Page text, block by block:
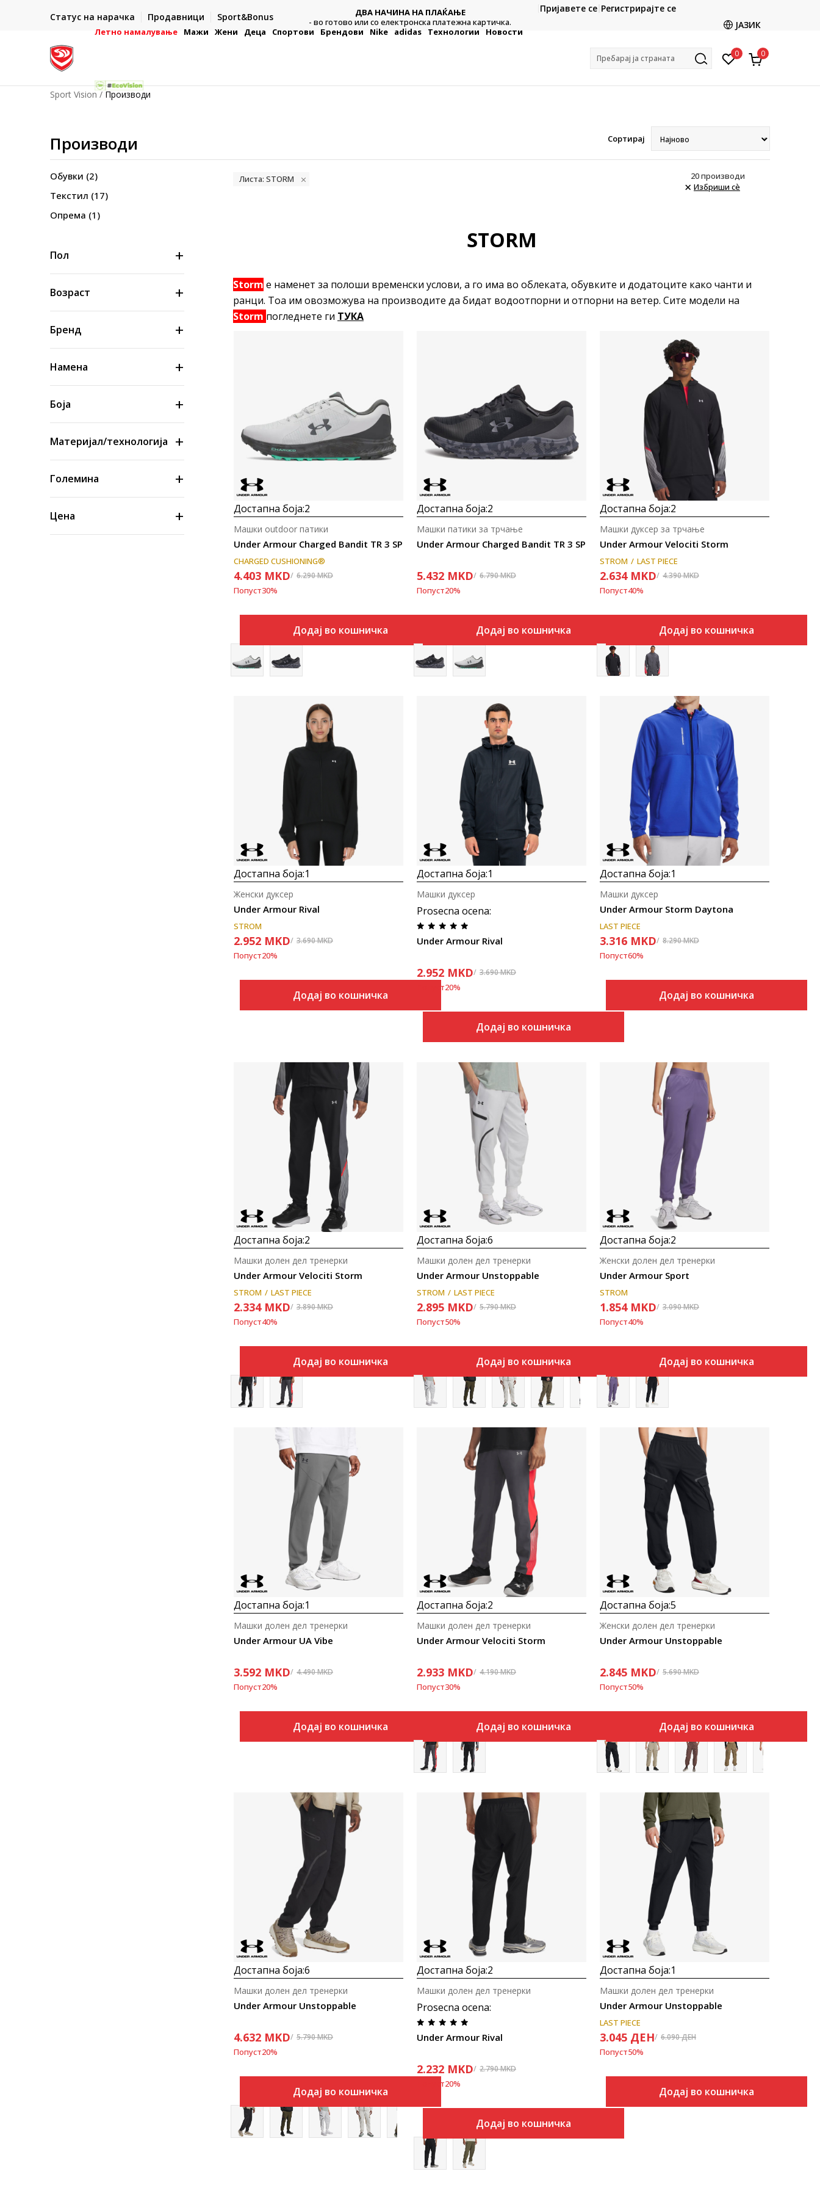
Статус на нарачка Продавници Sport&Bonus
- на сите нарачки во готово или со електронска платежна
ДВА НАЧИНА НА ПЛАЌАЊЕ
- во готово или со електронска платежна картичка.
CLICK & COLLECT
Платете со картичка online и подигнете во продавницата
Пријавете се Регистрирајте се
ЈАЗИК
Летно намалување Мажи Жени Деца Спортови Брендови Nike adidas Технологии Новости
Пребарај ја страната 0 0
Sport Vision Производи
Производи Сортирај
Обувки (2)
Текстил (17)
Опрема (1)
Пол
Возраст
Бренд
Намена
Боја
Материјал/технологија
Големина
Цена
Листа: STORM 20производи
Избриши сè
STORM
Storm е наменет за полоши временски услови, а го има во облеката, обувките и додатоците како чанти и
ранци. Тоа им овозможува на производите да бидат водоотпорни и отпорни на ветер. Сите модели на
Storm погледнете ги ТУКА
Uporedi
Достапна боја:2
Under Armour Charged Bandit TR 3 SP
Машки outdoor патики
CHARGED CUSHIONING®
4.403 MKD 6.290MKD
Попуст30%
Додај во кошничка
Uporedi
Достапна боја:2
Under Armour Charged Bandit TR 3 SP
Машки патики за трчање
5.432 MKD 6.790MKD
Попуст20%
Додај во кошничка
Достапна боја:2
Under Armour Velociti Storm
Машки дуксер за трчање
STROM LAST PIECE
2.634 MKD 4.390MKD
Попуст40%
Додај во кошничка
Достапна боја:1
Under Armour Rival
Женски дуксер
STROM
2.952 MKD 3.690MKD
Попуст20%
Додај во кошничка
Uporedi
Достапна боја:1
Prosecna ocena:
Under Armour Rival
Машки дуксер
2.952 MKD 3.690MKD
Попуст20%
Додај во кошничка
Uporedi
Достапна боја:1
Under Armour Storm Daytona
Машки дуксер
LAST PIECE
3.316 MKD 8.290MKD
Попуст60%
Додај во кошничка
Uporedi
Достапна боја:2
Under Armour Velociti Storm
Машки долен дел тренерки
STROM LAST PIECE
2.334 MKD 3.890MKD
Попуст40%
Додај во кошничка
Uporedi
Достапна боја:6
Under Armour Unstoppable
Машки долен дел тренерки
STROM LAST PIECE
2.895 MKD 5.790MKD
Попуст50%
Додај во кошничка
Uporedi
Достапна боја:2
Under Armour Sport
Женски долен дел тренерки
STROM
1.854 MKD 3.090MKD
Попуст40%
Додај во кошничка
Uporedi
Достапна боја:1
Under Armour UA Vibe
Машки долен дел тренерки
3.592 MKD 4.490MKD
Попуст20%
Додај во кошничка
Uporedi
Достапна боја:2
Under Armour Velociti Storm
Машки долен дел тренерки
2.933 MKD 4.190MKD
Попуст30%
Додај во кошничка
Uporedi
Достапна боја:5
Under Armour Unstoppable
Женски долен дел тренерки
2.845 MKD 5.690MKD
Попуст50%
Додај во кошничка
Uporedi
Достапна боја:6
Under Armour Unstoppable
Машки долен дел тренерки
4.632 MKD 5.790MKD
Попуст20%
Додај во кошничка
Uporedi
Достапна боја:2
Prosecna ocena:
Under Armour Rival
Машки долен дел тренерки
2.232 MKD 2.790MKD
Попуст20%
Додај во кошничка
Uporedi
Достапна боја:1
Under Armour Unstoppable
Машки долен дел тренерки
LAST PIECE
3.045 ДЕН 6.090ДЕН
Попуст50%
Додај во кошничка